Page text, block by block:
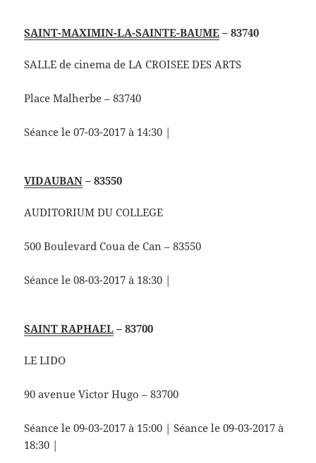
SAINT-MAXIMIN-LA-SAINTE-BAUME – 83740
SALLE de cinema de LA CROISEE DES ARTS
Place Malherbe – 83740
Séance le 07-03-2017 à 14:30 |
VIDAUBAN – 83550
AUDITORIUM DU COLLEGE
500 Boulevard Coua de Can – 83550
Séance le 08-03-2017 à 18:30 |
SAINT RAPHAEL – 83700
LE LIDO
90 avenue Victor Hugo – 83700
Séance le 09-03-2017 à 15:00 | Séance le 09-03-2017 à
18:30 |